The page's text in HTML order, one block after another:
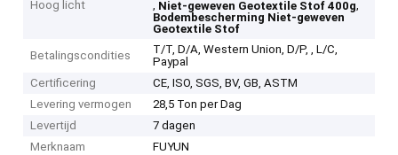
Hoog licht
, Niet-geweven Geotextile Stof 400g,
Bodembescherming Niet-geweven
Geotextile Stof
Betalingscondities
T/T, D/A, Western Union, D/P, , L/C,
Paypal
Certificering
CE, ISO, SGS, BV, GB, ASTM
Levering vermogen
28,5 Ton per Dag
Levertijd
7 dagen
Merknaam
FUYUN